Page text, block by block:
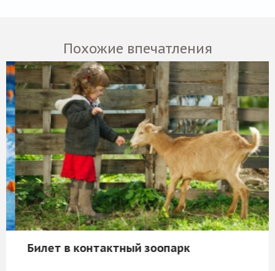
Похожие впечатления
Билет в контактный зоопарк